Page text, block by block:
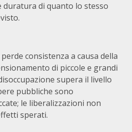
duratura di quanto lo stesso
consistenza a causa della
di piccole e grandi
supera il livello
pubbliche sono
le liberalizzazioni non
sperati.